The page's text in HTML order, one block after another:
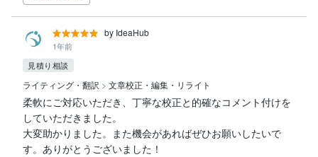
by IdeaHub
1年前
見積り相談
ライティング・翻訳 > 文章校正・編集・リライト
柔軟にご対応いただき、丁寧な校正と的確なコメント付けを
していただきました。
大変助かりました。また機会があればぜひお願いしたいで
す。ありがとうございました！